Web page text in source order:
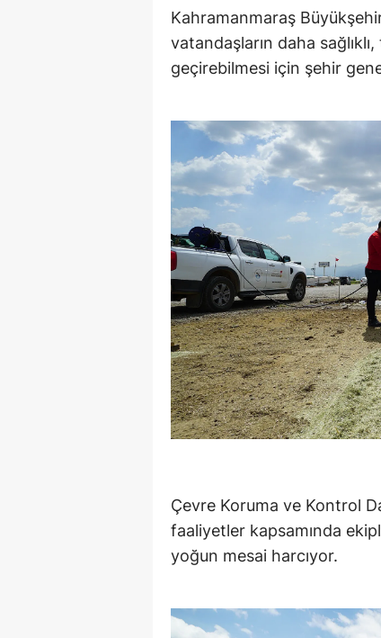
Kahramanmaraş
vatandaşların daha
geçirebilmesi için şehir
Çevre Koruma ve Kontrol
faaliyetler kapsamında
yoğun mesai harcıyor.